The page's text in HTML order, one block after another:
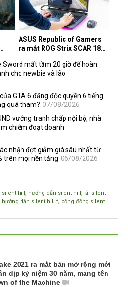
ASUS Republic of Gamers
ra mắt ROG Strix SCAR 18
Sword mất tầm 20 giờ để hoàn
cho newbie và lão
GTA 6 đăng độc quyền 6 tiếng
quá tham? 07/08/2026
vướng tranh chấp nội bộ, nhà
chiếm đoạt doanh
nhận đợt giảm giá sâu nhất từ
trên mọi nền tảng 06/08/2026
silent hill, hướng dẫn silent hill, tải silent
hướng dẫn silent hill f, cộng đồng silent
2021 ra mắt bản mở rộng mới
dịp kỷ niệm 30 năm, mang tên
of the Machine